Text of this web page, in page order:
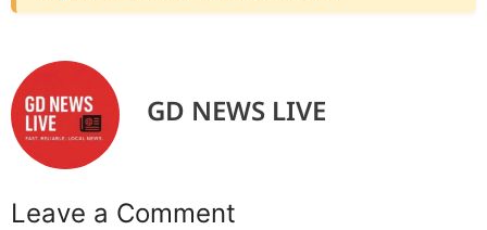
GD NEWS LIVE
Leave a Comment